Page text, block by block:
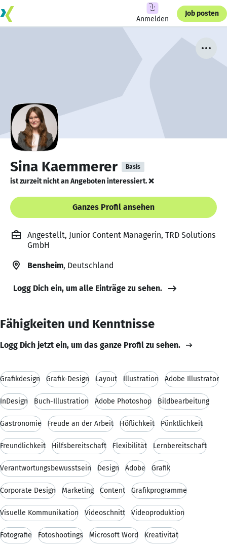
Anmelden
Job posten
Sina Kaemmerer Basis
ist zurzeit nicht an Angeboten interessiert. ❌
Ganzes Profil ansehen
Angestellt, Junior Content Managerin, TRD Solutions
GmbH
Bensheim, Deutschland
Logg Dich ein, um alle Einträge zu sehen.
Fähigkeiten und Kenntnisse
Logg Dich jetzt ein, um das ganze Profil zu sehen.
Grafikdesign Grafik-Design Layout Illustration Adobe Illustrator
InDesign Buch-Illustration Adobe Photoshop Bildbearbeitung
Gastronomie Freude an der Arbeit Höflichkeit Pünktlichkeit
Freundlichkeit Hilfsbereitschaft Flexibilität Lernbereitschaft
Verantwortungsbewusstsein Design Adobe Grafik
Corporate Design Marketing Content Grafikprogramme
Visuelle Kommunikation Videoschnitt Videoproduktion
Fotografie Fotoshootings Microsoft Word Kreativität